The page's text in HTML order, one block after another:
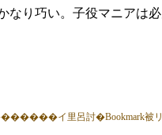
り巧い。子役マニアは必